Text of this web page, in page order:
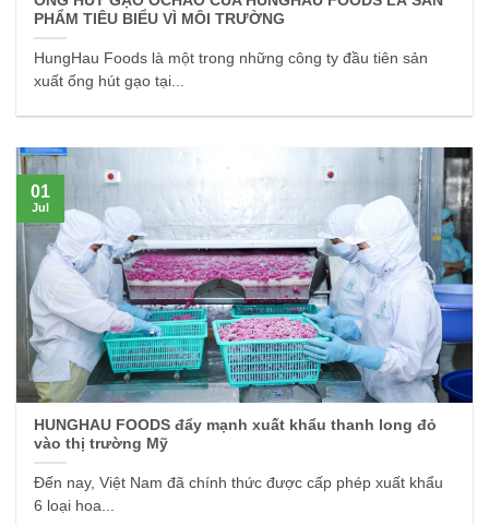
PHẨM TIÊU BIỂU VÌ MÔI TRƯỜNG
HungHau Foods là một trong những công ty đầu tiên sản
xuất ống hút gạo tại...
HUNGHAU FOODS đẩy mạnh xuất khẩu thanh long đỏ
vào thị trường Mỹ
Đến nay, Việt Nam đã chính thức được cấp phép xuất khẩu
6 loại hoa...
01
Jul